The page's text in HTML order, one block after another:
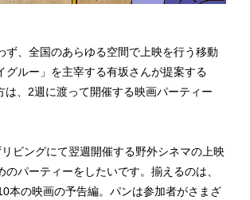
ず、全国のあらゆる空間で上映を行う移動
グルー」を主宰する有坂さんが提案する
は、2週に渡って開催する映画パーティー
リビングにて翌週開催する野外シネマの上映
のパーティーをしたいです。揃えるのは、
本の映画の予告編。パンは参加者がさまざ